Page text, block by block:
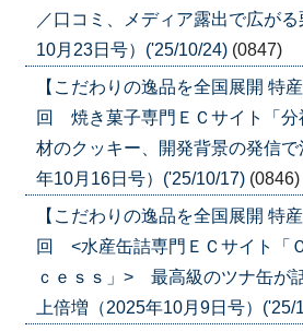
／口コミ、メディア露出で広が
10月23日号）('25/10/24) (0847)
【こだわりの逸品を全国展開 特
回 焼き菓子専門ＥＣサイト「分
材のクッキー、開発背景の発信
年10月16日号）('25/10/17) (0846)
【こだわりの逸品を全国展開 特
回 <水産缶詰専門ＥＣサイト「
ｃｅｓｓ」> 最高級のツナ缶が
上倍増（2025年10月9日号）('25/